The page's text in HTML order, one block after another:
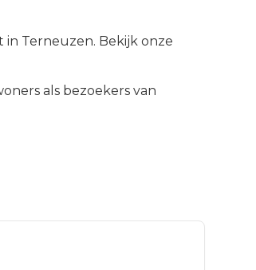
Terneuzen. Bekijk onze
als bezoekers van